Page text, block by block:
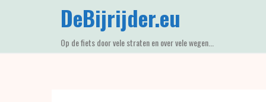
DeBijrijder.eu
Op de fiets door vele straten en over vele wegen...